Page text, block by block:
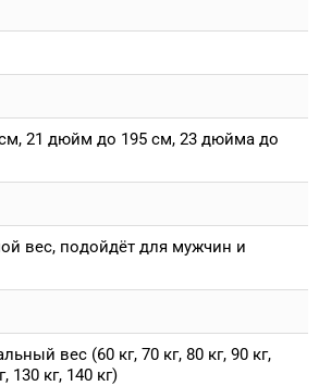
21 дюйм до 195 см, 23 дюйма до
вес, подойдёт для мужчин и
вес (60 кг, 70 кг, 80 кг, 90 кг,
130 кг, 140 кг)